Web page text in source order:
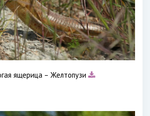
ящерица – Желтопузи